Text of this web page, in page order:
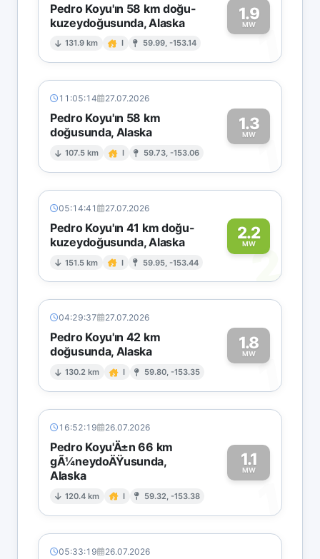
Pedro Koyu'ın 58 km doğu-
kuzeydoğusunda, Alaska
131.9 km I 59.99, -153.14
1.9
MW1
11:05:14 27.07.2026
Pedro Koyu'ın 58 km
doğusunda, Alaska
107.5 km I 59.73, -153.06
1.3
MW1
05:14:41 27.07.2026
Pedro Koyu'ın 41 km doğu-
kuzeydoğusunda, Alaska
151.5 km I 59.95, -153.44
2.2
MW2
04:29:37 27.07.2026
Pedro Koyu'ın 42 km
doğusunda, Alaska
130.2 km I 59.80, -153.35
1.8
MW1
16:52:19 26.07.2026
Pedro Koyu'Ä±n 66 km
gÃ¼neydoÄŸusunda,
Alaska
120.4 km I 59.32, -153.38
1.1
MW
1
05:33:19 26.07.2026